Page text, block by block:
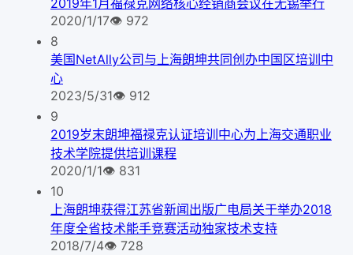
2019年1月福禄克网络核心经销商会议在无锡举行
2020/1/17👁 972
8
美国NetAlly公司与上海朗坤共同创办中国区培训中
心
2023/5/31👁 912
9
2019岁末朗坤福禄克认证培训中心为上海交通职业
技术学院提供培训课程
2020/1/1👁 831
10
上海朗坤获得江苏省新闻出版广电局关于举办2018
年度全省技术能手竞赛活动独家技术支持
2018/7/4👁 728